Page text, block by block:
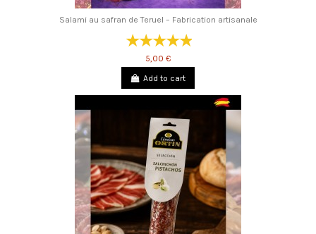
Salami au safran de Teruel – Fabrication artisanale
5,00 €
Add to cart